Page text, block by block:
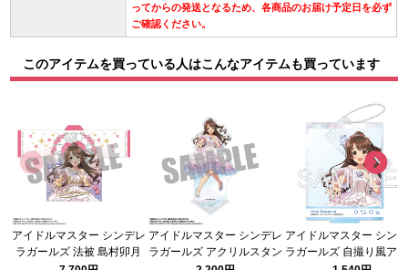
ってからの発送となるため、各商品のお届け予定日を必ず
ご確認ください。
このアイテムを買っている人はこんなアイテムも買っています
アイドルマスター シンデレ
ラガールズ 法被 島村卯月
アイドルマスター シンデレ
ラガールズ アクリルスタン
アイドルマスター シン
ラガールズ 自撮り風ア